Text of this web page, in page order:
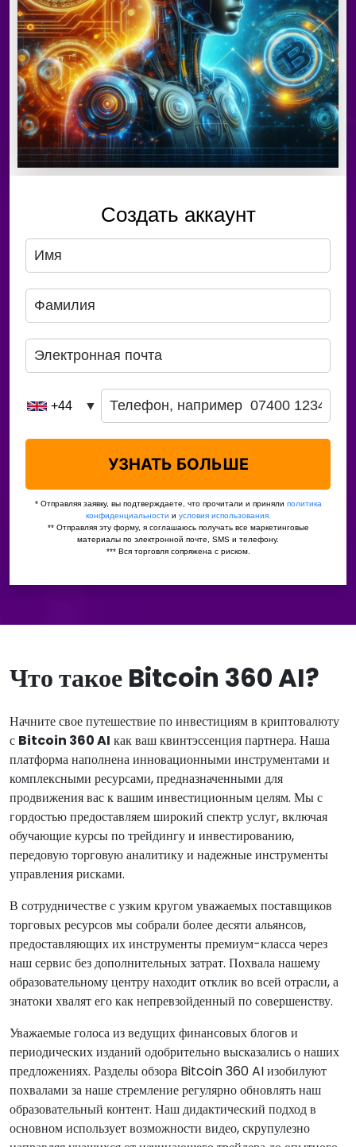
Что такое Bitcoin 360 AI?
Начните свое путешествие по инвестициям в криптовалюту
с Bitcoin 360 AI как ваш квинтэссенция партнера. Наша
платформа наполнена инновационными инструментами и
комплексными ресурсами, предназначенными для
продвижения вас к вашим инвестиционным целям. Мы с
гордостью предоставляем широкий спектр услуг, включая
обучающие курсы по трейдингу и инвестированию,
передовую торговую аналитику и надежные инструменты
управления рисками.
В сотрудничестве с узким кругом уважаемых поставщиков
торговых ресурсов мы собрали более десяти альянсов,
предоставляющих их инструменты премиум-класса через
наш сервис без дополнительных затрат. Похвала нашему
образовательному центру находит отклик во всей отрасли, а
знатоки хвалят его как непревзойденный по совершенству.
Уважаемые голоса из ведущих финансовых блогов и
периодических изданий одобрительно высказались о наших
предложениях. Разделы обзора Bitcoin 360 AI изобилуют
похвалами за наше стремление регулярно обновлять наш
образовательный контент. Наш дидактический подход в
основном использует возможности видео, скрупулезно